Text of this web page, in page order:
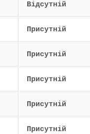
Відсутній
Присутній
Присутній
Присутній
Присутній
Присутній